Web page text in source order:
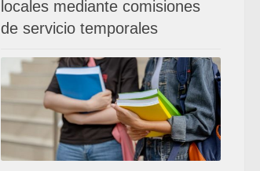
locales mediante comisiones
de servicio temporales